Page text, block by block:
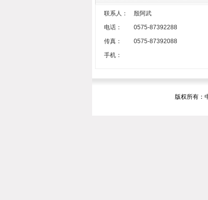
联系人：
殷阿武
电话：
0575-87392288
传真：
0575-87392088
手机：
版权所有：